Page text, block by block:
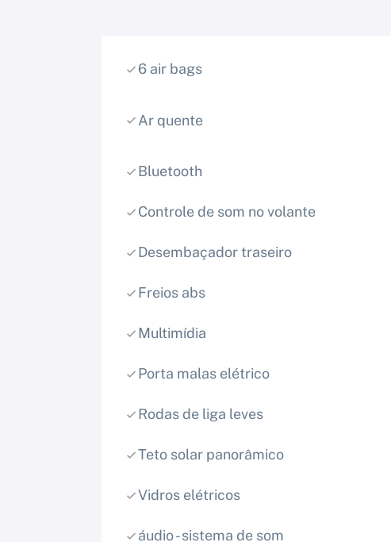
6 air bags
Ar quente
Bluetooth
Controle de som no volante
Desembaçador traseiro
Freios abs
Multimídia
Porta malas elétrico
Rodas de liga leves
Teto solar panorâmico
Vidros elétricos
áudio - sistema de som